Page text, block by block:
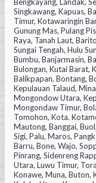
Singkawang, Kapuas,
Timur, Kotawaringin
Gunung Mas, Pulang
Raya, Tanah Laut,
Sungai Tengah, Hulu
Bumbu, Banjarmasin,
Bulongan, Kutai Barat,
Balikpapan, Bontang,
Kepulauan Talaud,
Mongondow Utara,
Mongondaw Timur,
Tomohon, Kota.
Mautong, Banggai,
Sigi, Palu, Maros,
Barru, Bone, Wajo,
Pinrang, Sidenreng
Utara, Luwu Timur,
Konawe, Muna, Buton,